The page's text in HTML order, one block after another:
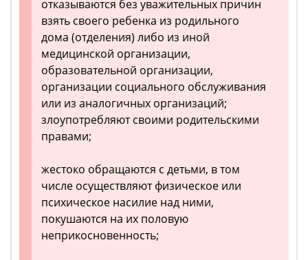
отказываются без уважительных причин
взять своего ребенка из родильного
дома (отделения) либо из иной
медицинской организации,
образовательной организации,
организации социального обслуживания
или из аналогичных организаций;
злоупотребляют своими родительскими
правами;
жестоко обращаются с детьми, в том
числе осуществляют физическое или
психическое насилие над ними,
покушаются на их половую
неприкосновенность;